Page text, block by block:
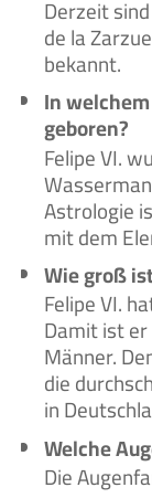
Derzeit
de la
bekannt.
In
geboren?
Felipe VI.
Astrologie
mit dem
Wie groß
Felipe VI.
Damit ist
Männer.
die
in
Welche
Die